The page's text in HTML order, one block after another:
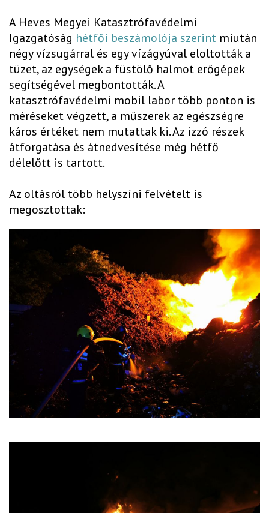
A Heves Megyei Katasztrófavédelmi
Igazgatóság hétfői beszámolója szerint miután
négy vízsugárral és egy vízágyúval eloltották a
tüzet, az egységek a füstölő halmot erőgépek
segítségével megbontották. A
katasztrófavédelmi mobil labor több ponton is
méréseket végzett, a műszerek az egészségre
káros értéket nem mutattak ki. Az izzó részek
átforgatása és átnedvesítése még hétfő
délelőtt is tartott.
Az oltásról több helyszíni felvételt is
megosztottak: